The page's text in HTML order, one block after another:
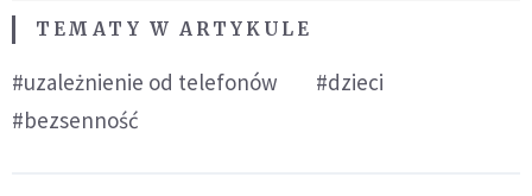
TEMATY W ARTYKULE
#uzależnienie od telefonów
#dzieci
#bezsenność